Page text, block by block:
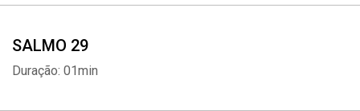
SALMO 29
Duração: 01min